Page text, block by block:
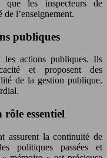
que les inspecteurs de
l’enseignement.
publiques
les actions publiques. Ils
et proposent des
de la gestion publique.
essentiel
assurent la continuité de
politiques passées et